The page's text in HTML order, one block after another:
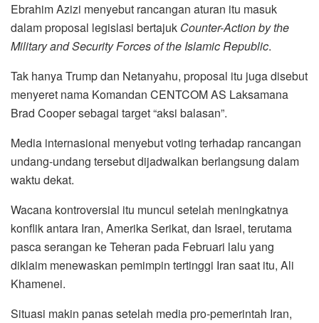
Ebrahim Azizi menyebut rancangan aturan itu masuk
dalam proposal legislasi bertajuk Counter-Action by the
Military and Security Forces of the Islamic Republic.
Tak hanya Trump dan Netanyahu, proposal itu juga disebut
menyeret nama Komandan CENTCOM AS Laksamana
Brad Cooper sebagai target “aksi balasan”.
Media internasional menyebut voting terhadap rancangan
undang-undang tersebut dijadwalkan berlangsung dalam
waktu dekat.
Wacana kontroversial itu muncul setelah meningkatnya
konflik antara Iran, Amerika Serikat, dan Israel, terutama
pasca serangan ke Teheran pada Februari lalu yang
diklaim menewaskan pemimpin tertinggi Iran saat itu, Ali
Khamenei.
Situasi makin panas setelah media pro-pemerintah Iran,